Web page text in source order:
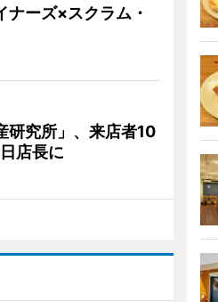
ナーズ×スクラム・
研究所」、来店者10
店長に